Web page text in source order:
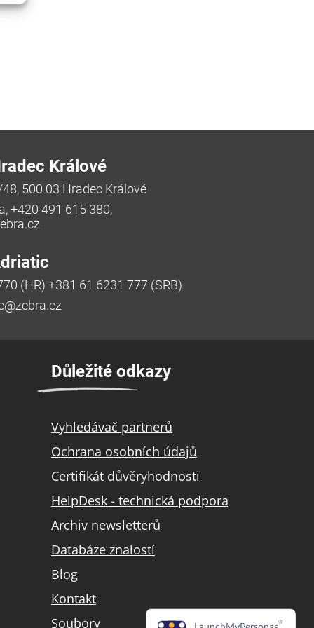
Králové
500 03 Hradec Králové
+420 491 615 380,
(HR) +381 61 6231 777 (SRB)
Důležité odkazy
Vyhledávač partnerů
Ochrana osobních údajů
Certifikát důvěryhodnosti
HelpDesk - technická podpora
Archiv newsletterů
Databáze znalostí
Blog
Kontakt
Soubory